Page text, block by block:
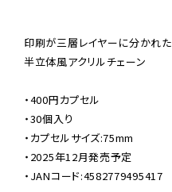
印刷が三層レイヤーに分かれた
半立体風アクリルチェーン
・400円カプセル
・30個入り
・カプセルサイズ:75mm
・2025年12月発売予定
・JANコード:4582779495417